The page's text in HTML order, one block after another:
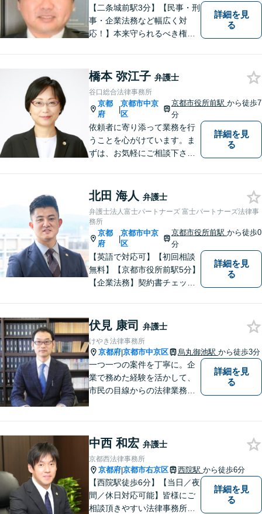
【二条城前駅3分】【民事・刑
事・企業法務など幅広く対
応！】本来守られるべき権
弁護してまいります。お一人
お一人の心情に寄り添いま
す。まずはご相談ください。
【完全個室】
詳細を見
る
橋本 弥江子 弁護士
谷口総合法律事務所
京都
府
|
京都市中京
区
京都市役所前駅から徒歩7
分
依頼者に寄り添って業務を行
うことを心がけています。ま
ずは、お気軽にご相談下さ
詳細を見
る
北田 海人 弁護士
弁護士法人富士パートナーズ 富士パートナーズ法律事
務所
京都
府
|
京都市中京
区
京都市役所前駅から徒歩0
分
【英語で対応可】【初回相談
無料】【京都市役所前駅5分】
【企業法務】契約書チェッ
導、フリーランス・スタート
アップ支援など、幅広いご相
談に対応【税務訴訟】税務調
査対応、タックスプランニン
グなど。
詳細を見
る
伏見 康司 弁護士
けやき法律事務所
京都府|京都市中京区 烏丸御池駅 から徒歩3分
一つ一つの案件を丁寧に。企
業で務めた経験を活かして、
市民の目線からの法律業務を
詳細を見
る
中西 和宏 弁護士
京都西法律事務所
京都府|京都市右京区 西院駅 から徒歩6分
【西院駅徒歩6分】【当日／夜
間／休日対応可能】皆様にご
相談頂きやすい法律事務所を
詳細を見
る